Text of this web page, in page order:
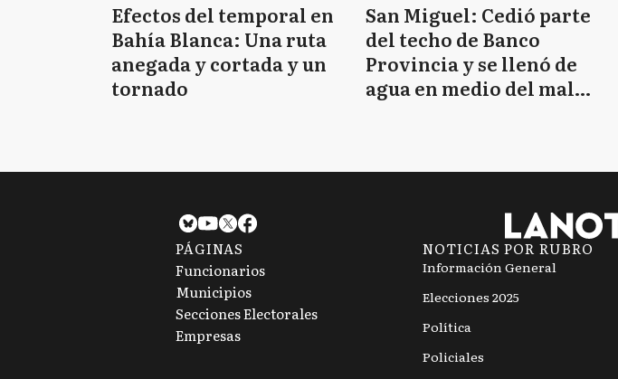
Efectos del temporal en
Bahía Blanca: Una ruta
anegada y cortada y un
tornado
San Miguel: Cedió parte
del techo de Banco
Provincia y se llenó de
agua en medio del mal
PÁGINAS
Funcionarios
Municipios
Secciones Electorales
Empresas
NOTICIAS POR RUBRO
Información General
Elecciones 2025
Política
Policiales